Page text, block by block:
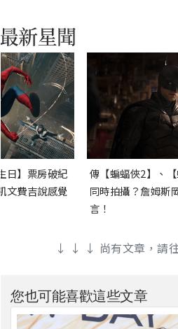
日】票房破紀
文費吉說感覺
傳【蝙蝠俠2】、【
同時拍攝？詹姆斯
言！
↓ ↓ ↓ 尚有文章，請
您也可能喜歡這些文章